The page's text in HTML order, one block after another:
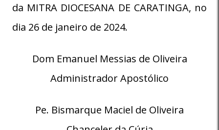
da MITRA DIOCESANA DE CARATINGA, no
dia 26 de janeiro de 2024.
Dom Emanuel Messias de Oliveira
Administrador Apostólico
Pe. Bismarque Maciel de Oliveira